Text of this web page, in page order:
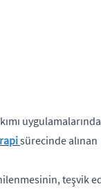
sürecinde alınan
teşvik